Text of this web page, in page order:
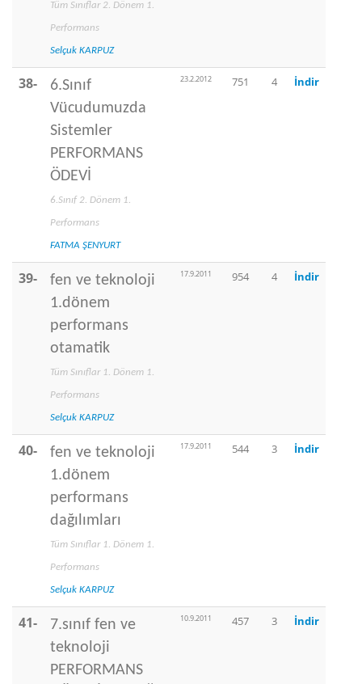
Tüm Sınıflar 2. Dönem 1.
Performans
Selçuk KARPUZ
38-
6.Sınıf
Vücudumuzda
Sistemler
PERFORMANS
ÖDEVİ
6.Sınıf 2. Dönem 1.
Performans
FATMA ŞENYURT
23.2.2012 751 4 İndir
39-
fen ve teknoloji
1.dönem
performans
otamatik
Tüm Sınıflar 1. Dönem 1.
Performans
Selçuk KARPUZ
17.9.2011 954 4 İndir
40-
fen ve teknoloji
1.dönem
performans
dağılımları
Tüm Sınıflar 1. Dönem 1.
Performans
Selçuk KARPUZ
17.9.2011 544 3 İndir
41-
7.sınıf fen ve
teknoloji
PERFORMANS
10.9.2011 457 3 İndir